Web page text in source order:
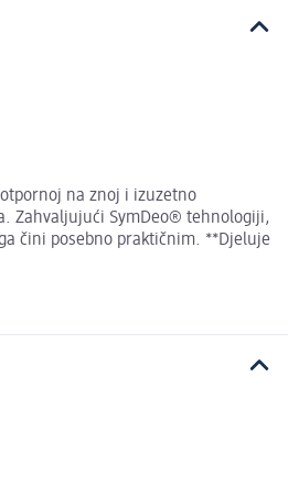
na znoj i izuzetno
Zahvaljujući SymDeo® tehnologiji,
čini posebno praktičnim. **Djeluje